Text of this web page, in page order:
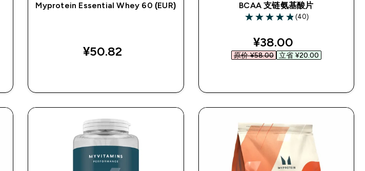
Myprotein Essential Whey 60 (EUR)
¥50.82‎
BCAA 支链氨基酸片
4.9 out of 5 stars
(40)
discounted price
¥38.00‎
原价 ¥58.00‎ 立省 ¥20.00‎